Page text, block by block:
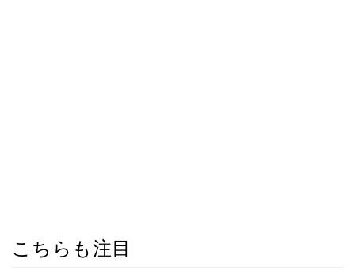
こちらも注目